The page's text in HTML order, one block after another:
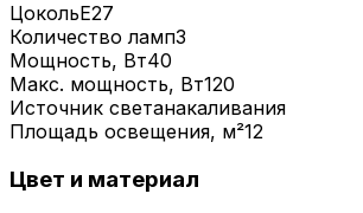
ЦокольE27
Количество ламп3
Мощность, Вт40
Макс. мощность, Вт120
Источник светанакаливания
Площадь освещения, м²12
Цвет и материал